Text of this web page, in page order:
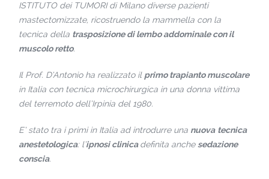
ISTITUTO dei TUMORI di Milano diverse pazienti
mastectomizzate, ricostruendo la mammella con la
tecnica della trasposizione di lembo addominale con il
muscolo retto.
Il Prof. D’Antonio ha realizzato il primo trapianto muscolare
in Italia con tecnica microchirurgica in una donna vittima
del terremoto dell’Irpinia del 1980.
E’ stato tra i primi in Italia ad introdurre una nuova tecnica
anestetologica: l’ipnosi clinicadefinita anche sedazione
conscia.